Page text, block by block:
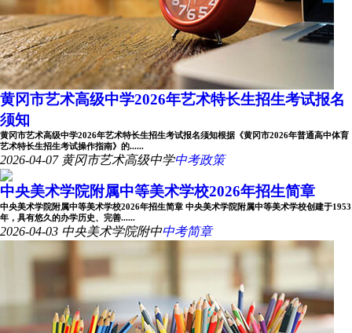
黄冈市艺术高级中学2026年艺术特长生招生考试报名
须知
黄冈市艺术高级中学2026年艺术特长生招生考试报名须知根据《黄冈市2026年普通高中体育
艺术特长生招生考试操作指南》的......
2026-04-07 黄冈市艺术高级中学中考政策
中央美术学院附属中等美术学校2026年招生简章
中央美术学院附属中等美术学校2026年招生简章 中央美术学院附属中等美术学校创建于1953
年，具有悠久的办学历史、完善......
2026-04-03 中央美术学院附中中考简章